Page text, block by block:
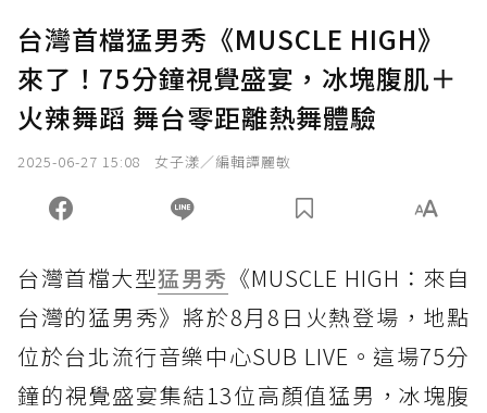
台灣首檔猛男秀《MUSCLE HIGH》
來了！75分鐘視覺盛宴，冰塊腹肌＋
火辣舞蹈 舞台零距離熱舞體驗
2025-06-27 15:08 女子漾／編輯譚麗敏
台灣首檔大型猛男秀 《MUSCLE HIGH：來自
台灣的猛男秀》將於8月8日火熱登場，地點
位於台北流行音樂中心SUB LIVE。這場75分
鐘的視覺盛宴集結13位高顏值猛男，冰塊腹